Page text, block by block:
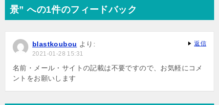
景” への1件のフィードバック
blastkoubou より:
2021-01-28 15:31
名前・メール・サイトの記載は不要ですので、お気軽にコメ
ントをお願いします
返信